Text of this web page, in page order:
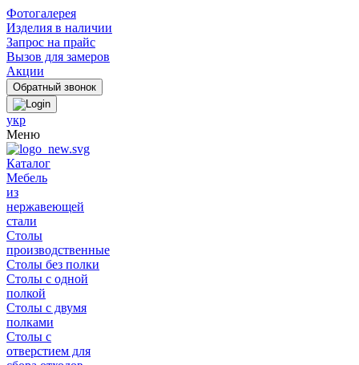
Фотогалерея
Изделия в наличии
Запрос на прайс
Вызов для замеров
Акции
укр
Меню
Каталог
Мебель
из
нержавеющей
стали
Столы
производственные
Столы без полки
Столы с одной
полкой
Столы с двумя
полками
Столы с
отверстием для